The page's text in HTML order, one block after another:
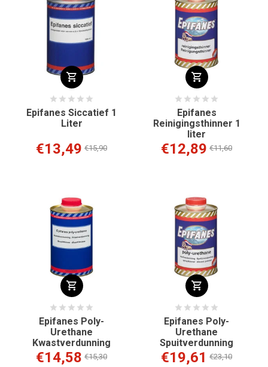
Epifanes Siccatief 1
Liter
€13,49 €15,90
Epifanes
Reinigingsthinner 1
liter
€12,89 €11,60
Epifanes Poly-
Urethane
Kwastverdunning
€14,58 €15,30
Epifanes Poly-
Urethane
Spuitverdunning
€19,61 €23,10